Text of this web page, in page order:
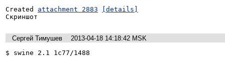
Created attachment 2883
[details]
Скриншот
Сергей Тимушев
2013-04-18 14:18:42 MSK
$ swine 2.1 1c77/1488